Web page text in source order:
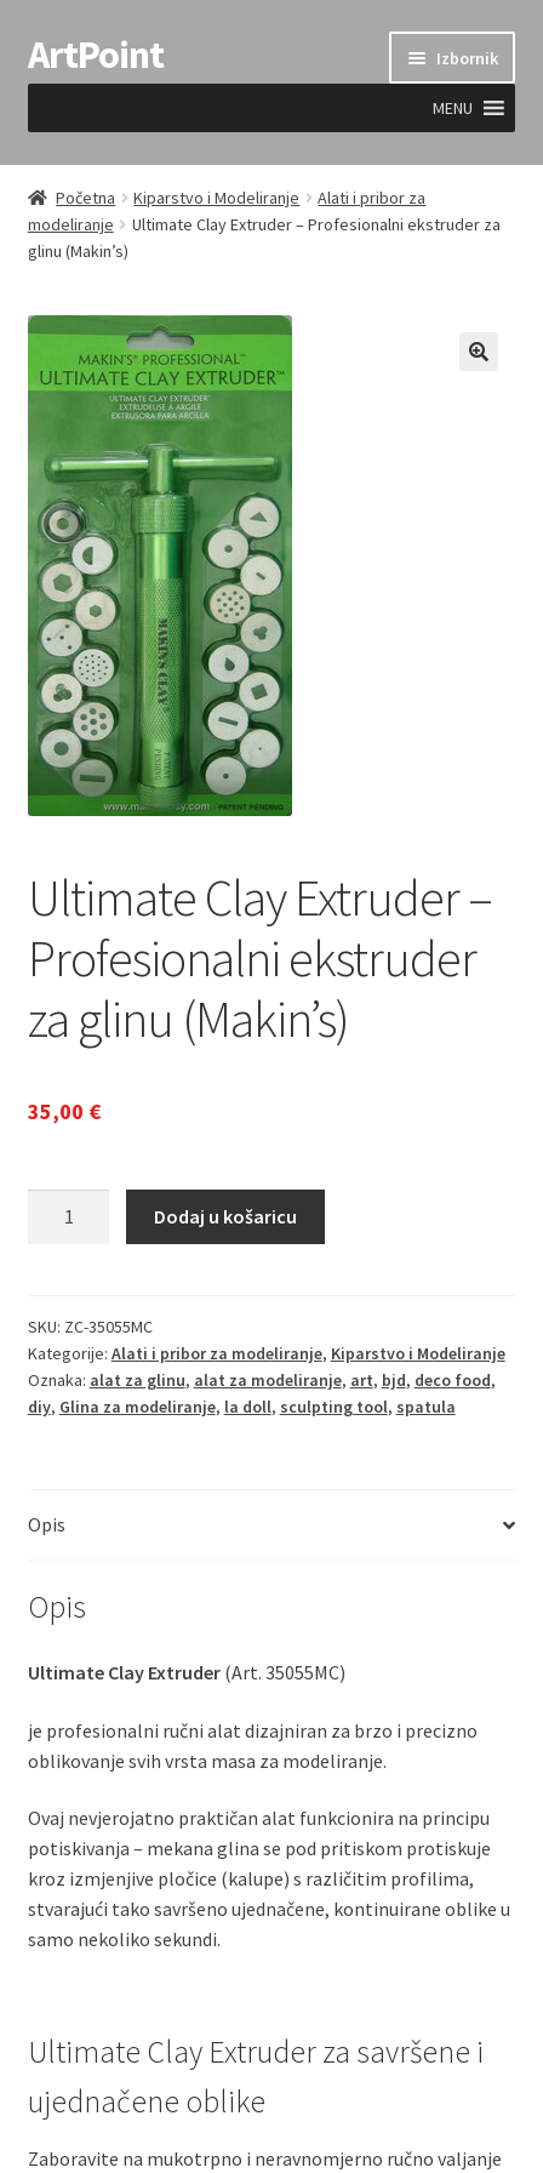
Preskoči
na
Skoči
do
ArtPoint Izbornik
MENU
Uvjeti prodaje
Početna Kiparstvo i Modeliranje
Alati i pribor za
modeliranje
Ultimate Clay Extruder – Profesionalni ekstruder za
glinu (Makin’s)
Ultimate Clay Extruder –
Profesionalni ekstruder
za glinu (Makin’s)
35,00 €
Profesionalni
ekstruder
za
glinu
Dodaj u košaricu
SKU: ZC-35055MC
Kategorije: Alati i pribor za modeliranje, Kiparstvo i Modeliranje
Oznaka: alat za glinu, alat za modeliranje, art, bjd, deco food,
diy, Glina za modeliranje, la doll, sculpting tool, spatula
Opis
Opis
Ultimate Clay Extruder(Art. 35055MC)
je profesionalni ručni alat dizajniran za brzo i precizno
oblikovanje svih vrsta masa za modeliranje.
Ovaj nevjerojatno praktičan alat funkcionira na principu
potiskivanja – mekana glina se pod pritiskom protiskuje
kroz izmjenjive pločice (kalupe) s različitim profilima,
stvarajući tako savršeno ujednačene, kontinuirane oblike u
samo nekoliko sekundi.
Ultimate Clay Extruder za savršene i
ujednačene oblike
Zaboravite na mukotrpno i neravnomjerno ručno valjanje